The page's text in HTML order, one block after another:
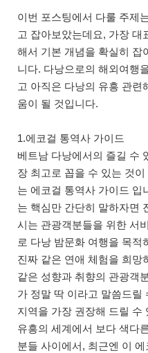
이번 포스팅에서 다룰 주제
고 잡아보았는데요, 가장 대
해서 기본 개념을 확실히 잡
니다. 다낭으로의 해외여행
고 아직은 다낭의 유흥 관련
움이 될 것입니다.
1.에코걸 통역사 가이드
베트남 다낭에서의 즐길 수
장 최고로 꼽을 수 있는 것
는 에코걸 통역사 가이드 입
는 핵심만 간단히 말하자면
시는 관광객분들을 위한 서
로 다낭 밤문화 여행을 목적
진짜 같은 연애 체험을 희망
같은 성향과 취향의 관광객
가 정말 딱 이라고 말씀드릴
지역을 가장 권장해 드릴 수
유흥의 세계에서 보다 색다
분들 사이에서, 최근엔 이